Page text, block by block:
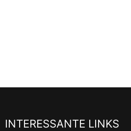
INTERESSANTE LINKS